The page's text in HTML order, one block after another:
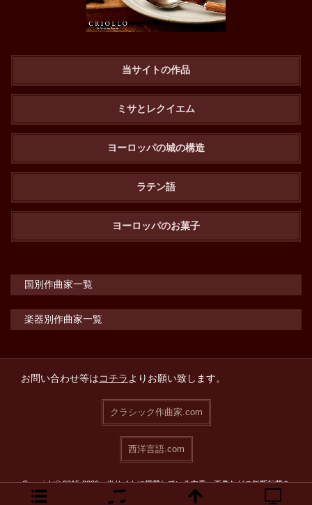
当サイトの作品
ミサとレクイエム
ヨーロッパの城の構造
ラテン語
ヨーロッパのお菓子
国別作曲家一覧
楽器別作曲家一覧
お問い合わせ等はコチラよりお願い致します。
クラシック作曲家.com
西洋言語.com
Copyright© 2015-2026 当サイトに掲載している文章・画像などの無断転載を